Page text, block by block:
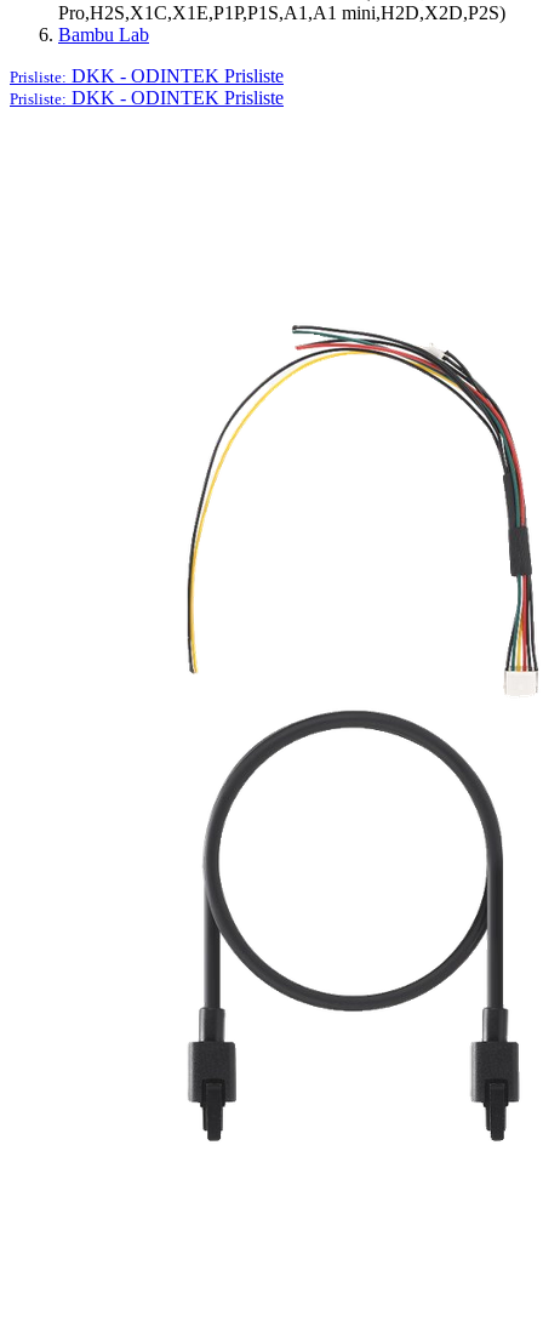
Pro,H2S,X1C,X1E,P1P,P1S,A1,A1 mini,H2D,X2D,P2S)
Bambu Lab
Prisliste: DKK - ODINTEK Prisliste
Prisliste: DKK - ODINTEK Prisliste